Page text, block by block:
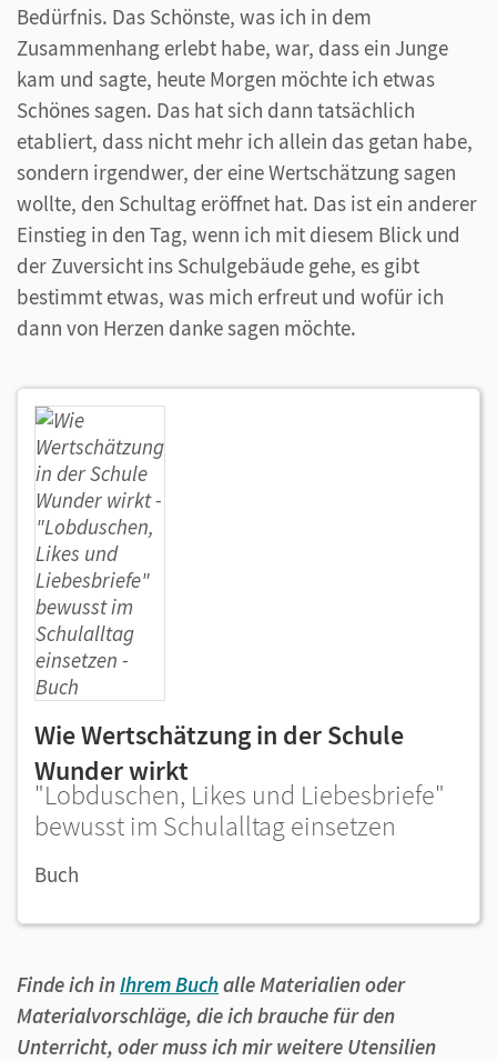
Bedürfnis. Das Schönste, was ich in dem
Zusammenhang erlebt habe, war, dass ein Junge
kam und sagte, heute Morgen möchte ich etwas
Schönes sagen. Das hat sich dann tatsächlich
etabliert, dass nicht mehr ich allein das getan habe,
sondern irgendwer, der eine Wertschätzung sagen
wollte, den Schultag eröffnet hat. Das ist ein anderer
Einstieg in den Tag, wenn ich mit diesem Blick und
der Zuversicht ins Schulgebäude gehe, es gibt
bestimmt etwas, was mich erfreut und wofür ich
dann von Herzen danke sagen möchte.
Wie Wertschätzung in der Schule
Wunder wirkt
"Lobduschen, Likes und Liebesbriefe"
bewusst im Schulalltag einsetzen
Buch
Finde ich inIhrem Buchalle Materialien oder
Materialvorschläge, die ich brauche für den
Unterricht, oder muss ich mir weitere Utensilien